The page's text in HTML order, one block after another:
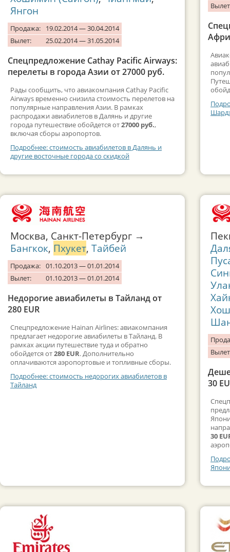
Янгон
Продажа:
19.02.2014 — 30.04.2014
Вылет:
25.02.2014 — 31.05.2014
Спецпредложение Cathay Pacific Airways:
перелеты в города Азии от 27000 руб.
Рады сообщить, что авиакомпания Cathay Pacific
Airways временно снизила стоимость перелетов на
популярные направления Азии. В рамках
распродажи авиабилетов в Далянь и другие
города путешествие обойдется от27000 руб.,
включая сборы аэропортов.
Подробнее: стоимость авиабилетов в Далянь и
другие восточные города со скидкой
Москва, Санкт-Петербург →
Бангкок, Пхукет, Тайбей
Продажа: 01.10.2013 — 01.01.2014
Вылет:
01.10.2013 — 01.01.2014
Недорогие авиабилеты в Тайланд от
280 EUR
Спецпредложение Hainan Airlines: авиакомпания
предлагает недорогие авиабилеты в Тайланд. В
рамках акции путешествие туда и обратно
обойдется от280 EUR. Дополнительно
оплачиваются аэропортовые и топливные сборы.
Подробнее: стоимость недорогих авиабилетов в
Тайланд
30
30